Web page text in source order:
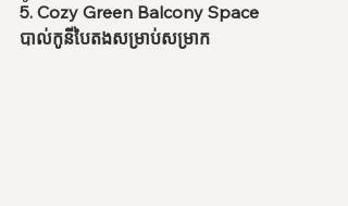
5. Cozy Green Balcony Space
បាល់កូនីបៃតងសម្រាប់សម្រាក